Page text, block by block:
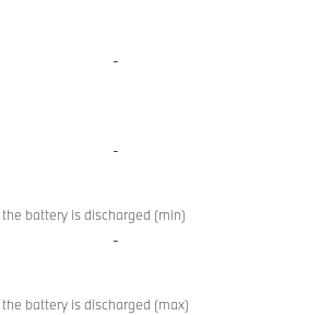
-
-
the battery is discharged (min)
-
the battery is discharged (max)